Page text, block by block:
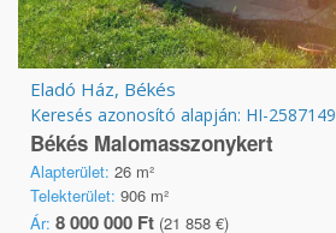
Eladó Ház, Békés
Keresés azonosító alapján: HI-2587149
Békés Malomasszonykert
Alapterület: 26 m²
Telekterület: 906 m²
Ár: 8 000 000 Ft (21 858 €)